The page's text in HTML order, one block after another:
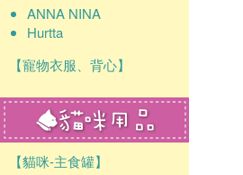
ANNA NINA
Hurtta
【寵物衣服、背心】
【貓咪-主食罐】